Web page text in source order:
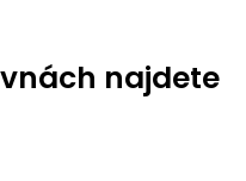
najdete